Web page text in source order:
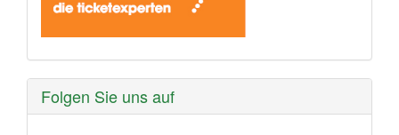
Folgen Sie uns auf